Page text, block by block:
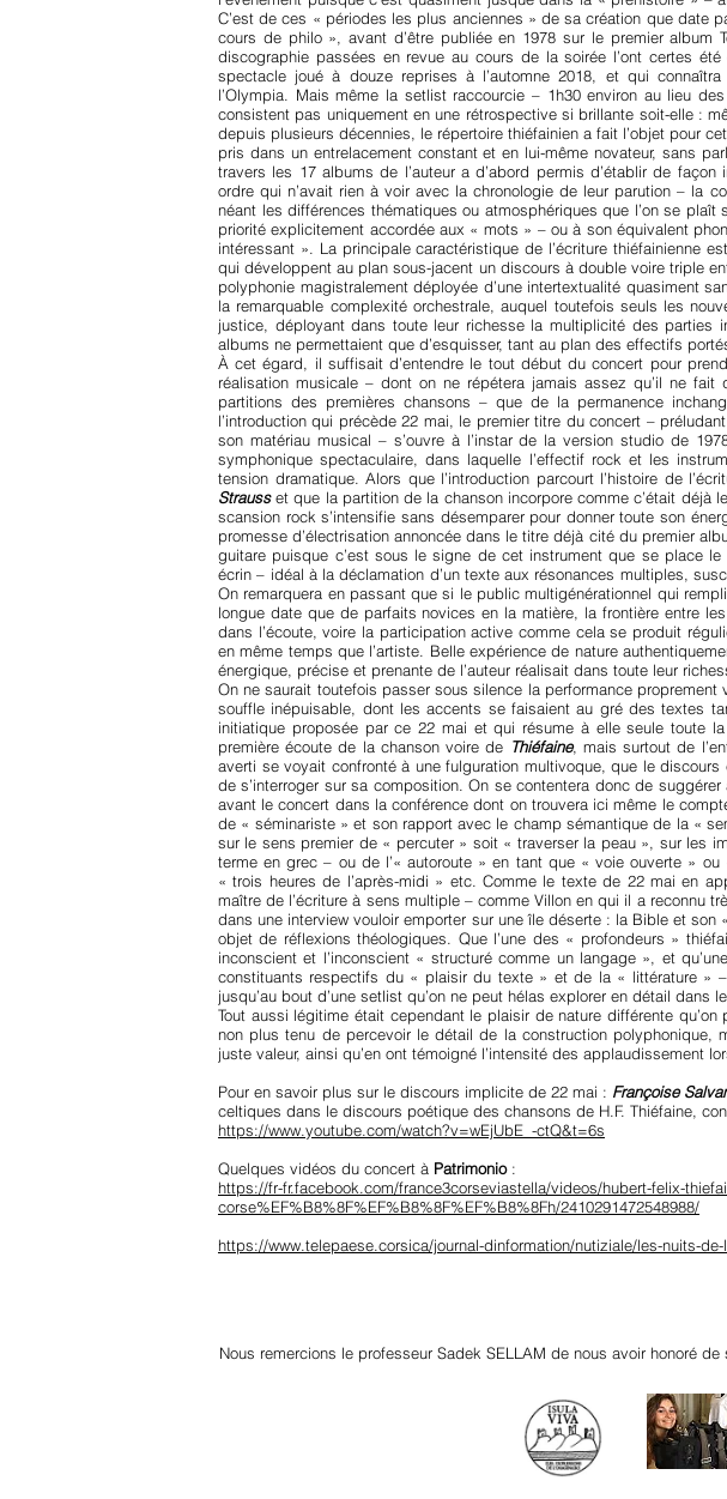
C’est de ces « périodes les plus anciennes » de sa création que date
cours de philo », avant d’être publiée en 1978 sur le premier album
discographie passées en revue au cours de la soirée l’ont certes
spectacle joué à douze reprises à l’automne 2018, et qui
l’Olympia. Mais même la setlist raccourcie – 1h30 environ au lieu
consistent pas uniquement en une rétrospective si brillante soit-elle :
depuis plusieurs décennies, le répertoire thiéfainien a fait l’objet pour
pris dans un entrelacement constant et en lui-même novateur, sans
travers les 17 albums de l’auteur a d’abord permis d’établir de
ordre qui n’avait rien à voir avec la chronologie de leur parution – la
néant les différences thématiques ou atmosphériques que l’on se
priorité explicitement accordée aux « mots » – ou à son équivalent
intéressant ». La principale caractéristique de l’écriture thiéfainienne
qui développent au plan sous-jacent un discours à double voire triple
polyphonie magistralement déployée d’une intertextualité quasiment
la remarquable complexité orchestrale, auquel toutefois seuls les
justice, déployant dans toute leur richesse la multiplicité des
albums ne permettaient que d’esquisser, tant au plan des effectifs
À cet égard, il suffisait d’entendre le tout début du concert pour
réalisation musicale – dont on ne répétera jamais assez qu’il ne
partitions des premières chansons – que de la permanence
l’introduction qui précède 22 mai, le premier titre du concert –
son matériau musical – s’ouvre à l’instar de la version studio de
symphonique spectaculaire, dans laquelle l’effectif rock et les
tension dramatique. Alors que l’introduction parcourt l’histoire de
Strausset que la partition de la chanson incorpore comme c’était déjà
scansion rock s’intensifie sans désemparer pour donner toute son
promesse d’électrisation annoncée dans le titre déjà cité du premier
guitare puisque c’est sous le signe de cet instrument que se place
écrin – idéal à la déclamation d’un texte aux résonances multiples,
On remarquera en passant que si le public multigénérationnel qui
longue date que de parfaits novices en la matière, la frontière entre
dans l’écoute, voire la participation active comme cela se produit
en même temps que l’artiste. Belle expérience de nature
énergique, précise et prenante de l’auteur réalisait dans toute leur
On ne saurait toutefois passer sous silence la performance
souffle inépuisable, dont les accents se faisaient au gré des textes
initiatique proposée par ce 22 mai et qui résume à elle seule toute
première écoute de la chanson voire de Thiéfaine, mais surtout de
averti se voyait confronté à une fulguration multivoque, que le
de s’interroger sur sa composition. On se contentera donc de
avant le concert dans la conférence dont on trouvera ici même le
de « séminariste » et son rapport avec le champ sémantique de la «
sur le sens premier de « percuter » soit « traverser la peau », sur les
terme en grec – ou de l’« autoroute » en tant que « voie ouverte »
« trois heures de l’après-midi » etc. Comme le texte de 22 mai en
maître de l’écriture à sens multiple – comme Villon en qui il a reconnu
dans une interview vouloir emporter sur une île déserte : la Bible et
objet de réflexions théologiques. Que l’une des « profondeurs »
inconscient et l’inconscient « structuré comme un langage », et
constituants respectifs du « plaisir du texte » et de la « littérature »
jusqu’au bout d’une setlist qu’on ne peut hélas explorer en détail dans
Tout aussi légitime était cependant le plaisir de nature différente qu’on
non plus tenu de percevoir le détail de la construction
juste valeur, ainsi qu’en ont témoigné l’intensité des applaudissement
Pour en savoir plus sur le discours implicite de 22 mai : Françoise
celtiques dans le discours poétique des chansons de H.F. Thiéfaine,
https://www.youtube.com/watch?v=wEjUbE_-ctQ&t=6s
Quelques vidéos du concert à Patrimonio:
https://fr-fr.facebook.com/france3corseviastella/videos/hubert-felix-
corse%EF%B8%8F%EF%B8%8F%EF%B8%8Fh/2410291472548988/
https://www.telepaese.corsica/journal-dinformation/nutiziale/les-nuits-
Nous remercions le professeur Sadek SELLAM de nous avoir honoré